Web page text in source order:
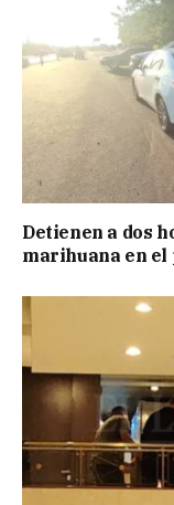
Detienen a dos
marihuana en